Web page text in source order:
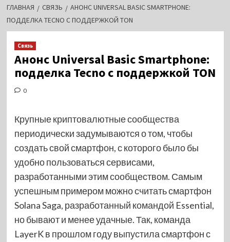
ГЛАВНАЯ СВЯЗЬ
АНОНС UNIVERSAL BASIC SMARTPHONE:
ПОДДЕЛКА TECNO С ПОДДЕРЖКОЙ TON
Связь
Анонс Universal Basic Smartphone:
подделка Tecno с поддержкой TON
0
Крупные криптовалютные сообщества
периодически задумываются о том, чтобы
создать свой смартфон, с которого было бы
удобно пользоваться сервисами,
разработанными этим сообществом. Самым
успешным примером можно считать смартфон
Solana Saga, разработанный командой Essential,
но бывают и менее удачные. Так, команда
LayerK в прошлом году выпустила смартфон с